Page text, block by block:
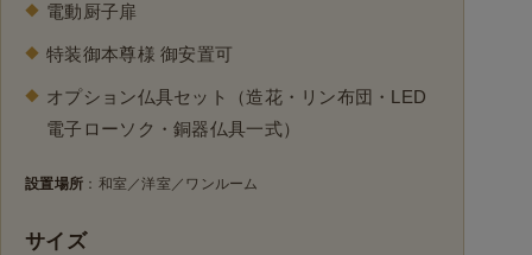
電動厨子扉
特装御本尊様 御安置可
オプション仏具セット（造花・リン布団・LED
電子ローソク・銅器仏具一式）
設置場所 ：和室／洋室／ワンルーム
サイズ